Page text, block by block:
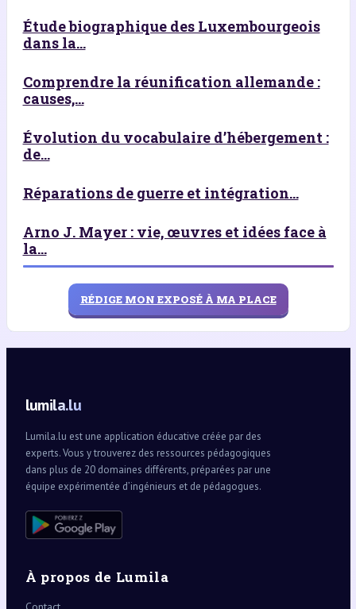
Étude biographique des Luxembourgeois
dans la...
Comprendre la réunification allemande :
causes,...
Évolution du vocabulaire d’hébergement :
de...
Réparations de guerre et intégration...
Arno J. Mayer : vie, œuvres et idées face à
la...
RÉDIGE MON EXPOSÉ À MA PLACE
lumila.lu
Lumila.lu est une application éducative créée par des
experts. Vous y trouverez des ressources pédagogiques
dans plus de 20 domaines différents, préparées par une
équipe expérimentée d’ingénieurs et de pédagogues.
À propos de Lumila